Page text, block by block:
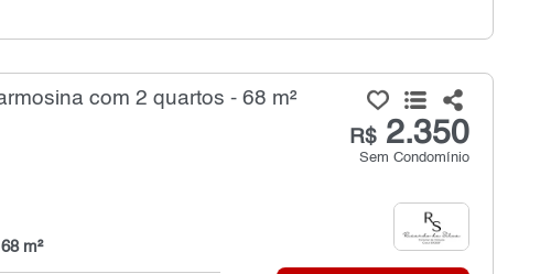
com 2 quartos - 68 m²
R$2.350
Sem Condomínio
68 m²